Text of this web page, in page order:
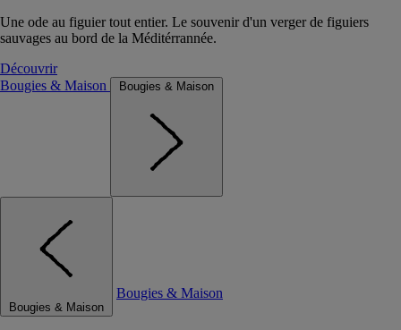
Une ode au figuier tout entier. Le souvenir d'un verger de figuiers
sauvages au bord de la Méditérrannée.
Découvrir
Bougies & Maison
Bougies & Maison
Bougies & Maison
Bougies & Maison